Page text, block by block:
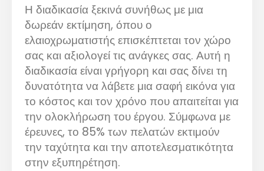
Η διαδικασία ξεκινά συνήθως με μια
δωρεάν εκτίμηση, όπου ο
ελαιοχρωματιστής επισκέπτεται τον χώρο
σας και αξιολογεί τις ανάγκες σας. Αυτή η
διαδικασία είναι γρήγορη και σας δίνει τη
δυνατότητα να λάβετε μια σαφή εικόνα για
το κόστος και τον χρόνο που απαιτείται για
την ολοκλήρωση του έργου. Σύμφωνα με
έρευνες, το 85% των πελατών εκτιμούν
την ταχύτητα και την αποτελεσματικότητα
στην εξυπηρέτηση.